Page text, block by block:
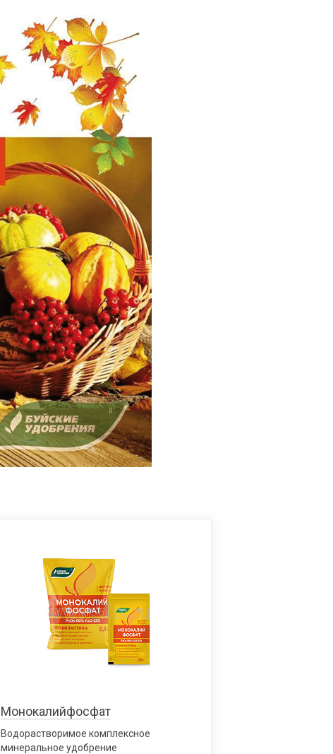
Монокалийфосфат
Водорастворимое комплексное
минеральное удобрение